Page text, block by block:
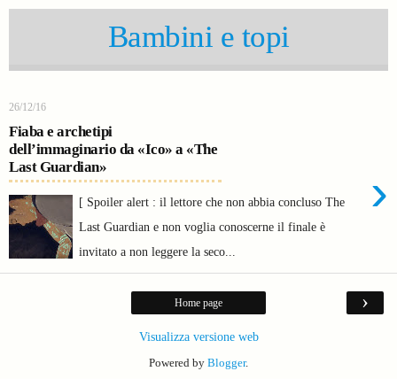
Bambini e topi
26/12/16
Fiaba e archetipi
dell’immaginario da «Ico» a «The
Last Guardian»
›
[ Spoiler alert : il lettore che non abbia concluso The
Last Guardian e non voglia conoscerne il finale è
invitato a non leggere la seco...
›
Home page
Visualizza versione web
Powered by Blogger.